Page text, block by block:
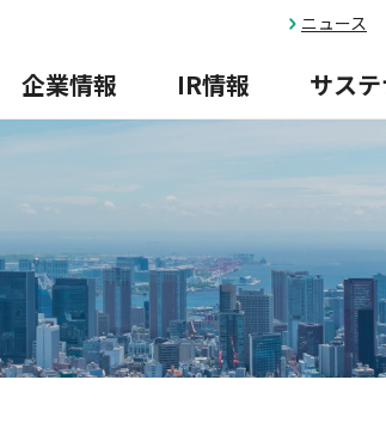
ニュース
DX推進支援フレームワーク「CC-Dash」
ところにクロスキャット【郊外】 導
紹介 沿革 組織図
事業所
）
企業情報
IRカレンダー IRニュース
IR情報
テリアリティ
サス